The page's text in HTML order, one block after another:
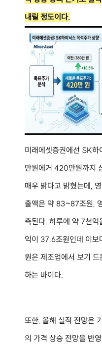
내릴 정도이다.
미래에셋증권에선 SK
만원에거 420만원까지
매우 밝다고 밝혔는데,
출액은 약 83~87조원,
측된다. 하루에 약 7천억
익이 37.6조원인데 이
원은 제조업에서 보기
하는 바이다.
또한, 올해 실적 전망은
의 가격 상승 전망을 반